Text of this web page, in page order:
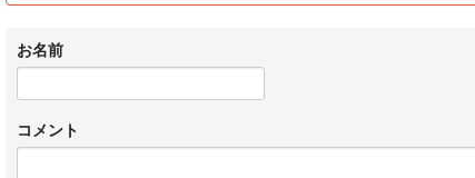
お名前
コメント